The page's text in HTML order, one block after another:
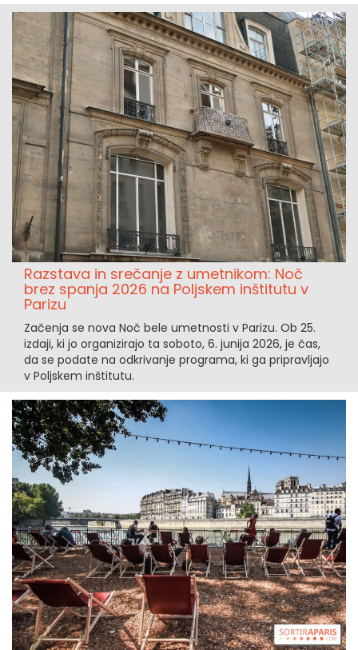
Razstava in srečanje z umetnikom: Noč
brez spanja 2026 na Poljskem inštitutu v
Parizu
Začenja se nova Noč bele umetnosti v Parizu. Ob 25.
izdaji, ki jo organizirajo ta soboto, 6. junija 2026, je čas,
da se podate na odkrivanje programa, ki ga pripravljajo
v Poljskem inštitutu.